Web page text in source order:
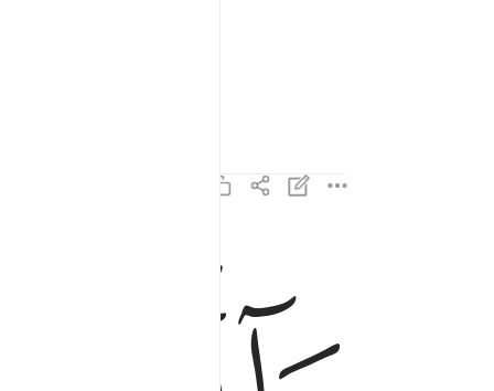
ما انت بنعمة ربك بمجنون ٢